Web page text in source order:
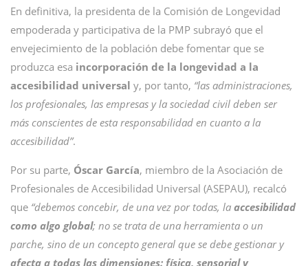
En definitiva, la presidenta de la Comisión de Longevidad
empoderada y participativa de la PMP subrayó que el
envejecimiento de la población debe fomentar que se
produzca esa incorporación de la longevidad a la
accesibilidad universal y, por tanto, “las administraciones,
los profesionales, las empresas y la sociedad civil deben ser
más conscientes de esta responsabilidad en cuanto a la
accesibilidad”.
Por su parte, Óscar García, miembro de la Asociación de
Profesionales de Accesibilidad Universal (ASEPAU), recalcó
que “debemos concebir, de una vez por todas, la accesibilidad
como algo global; no se trata de una herramienta o un
parche, sino de un concepto general que se debe gestionar y
afecta a todas las dimensiones: física, sensorial y